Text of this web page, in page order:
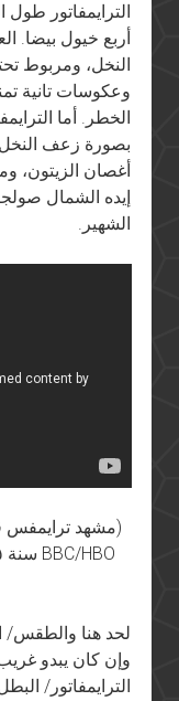
الترايمفاتور
أربع خيول بيضا.
النخل، ومربوط
وعكوسات تانية
الخطر. أما
بصورة زعف
أغصان الزيتون،
إيده الشمال
الشهير.
(مشهد ترايمفس
لحد هنا
وإن كان يبدو
الترايمفاتور/